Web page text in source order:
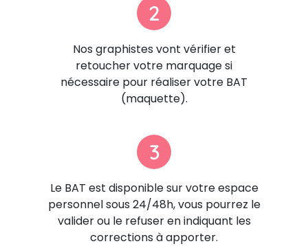
2
Nos graphistes vont vérifier et
retoucher votre marquage si
nécessaire pour réaliser votre BAT
(maquette).
3
Le BAT est disponible sur votre espace
personnel sous 24/48h, vous pourrez le
valider ou le refuser en indiquant les
corrections à apporter.